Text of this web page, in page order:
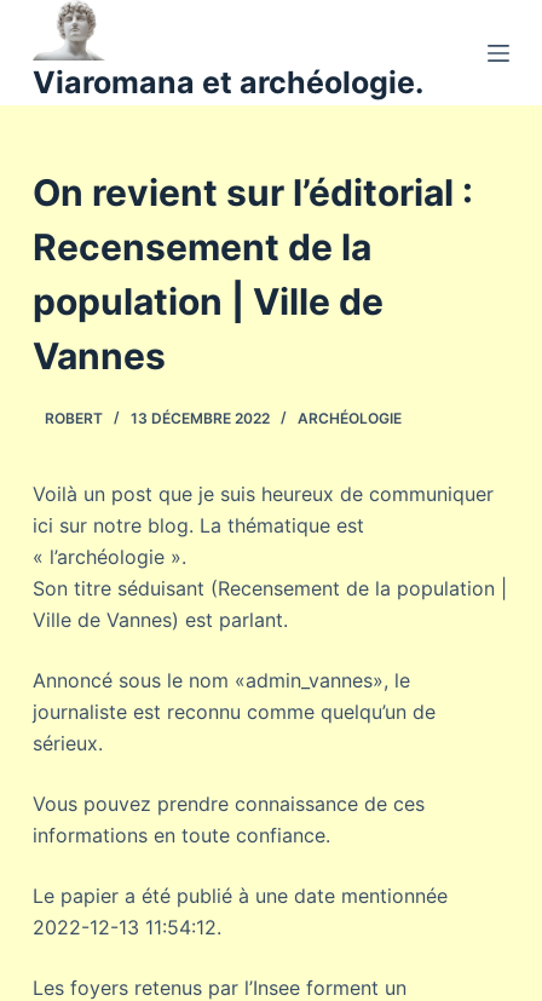
a
n
Viaromana et archéologie.
On revient sur l’éditorial :
Recensement de la
population | Ville de
Vannes
ROBERT 13 DÉCEMBRE 2022 ARCHÉOLOGIE
Voilà un post que je suis heureux de communiquer
ici sur notre blog. La thématique est
« l’archéologie ».
Son titre séduisant (Recensement de la population |
Ville de Vannes) est parlant.
Annoncé sous le nom «admin_vannes», le
journaliste est reconnu comme quelqu’un de
sérieux.
Vous pouvez prendre connaissance de ces
informations en toute confiance.
Le papier a été publié à une date mentionnée
2022-12-13 11:54:12.
Les foyers retenus par l’Insee forment un